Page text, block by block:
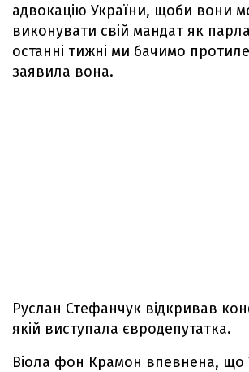
адвокацію України, щоби вони
виконувати свій мандат як
останні тижні ми бачимо
заявила вона.
Руслан Стефанчук відкривав
якій виступала євродепутатка.
Віола фон Крамон впевнена, що